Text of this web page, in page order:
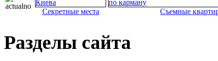
Секретные места Съемные
Разделы сайта